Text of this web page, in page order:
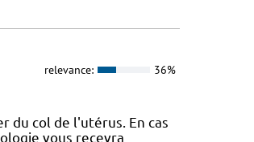
relevance: 36%
du col de l'utérus. En cas
vous recevra